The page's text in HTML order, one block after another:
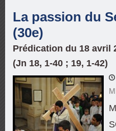
La passion du
(30e)
Prédication du 18 avril
(Jn 18, 1-40 ; 19, 1-42)